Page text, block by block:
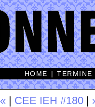
HOME |TERMINE
« CEE IEH #180